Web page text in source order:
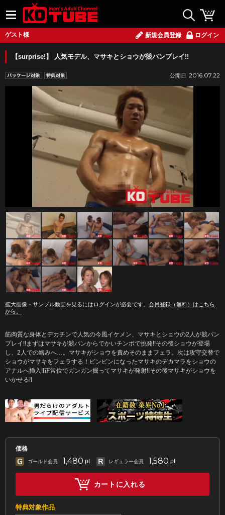
ゲスト様 新規会員登録 ログイン
【surprise!】 人気モデル、マサキとショウが競パンプレイ!!
2016.07.22
拡大画像・サンプル動画を見るにはログインが必要です。 会員登録（無料）はこちら
から。
筋肉質な身体とデカチンで人気の今風イケメン、マサキとショウの2人が競パン
プレイ!!まずはマサキが競パンからでかいチンポで挑発!!その後ショウが登場
し、2人での絡みへ…。マサキがショウを責めそのままフェラ。次は攻守交替で
ショウがマサキをフェラする！ビンビンになったマサキのデカマラをショウの
アナルへ挿入!!正常位でガンガン掘ってマサキが発射!!その後マサキがショウを
いかせる!!
価格
ゴールド会員 1,480 pt レギュラー会員 1,580 pt
カートに入れる
特典対象作品